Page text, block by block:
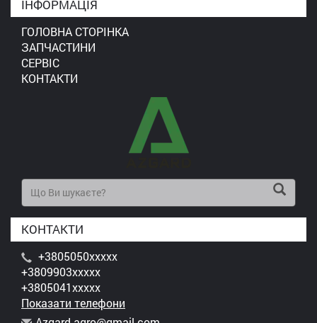
ІНФОРМАЦІЯ
ГОЛОВНА СТОРІНКА
ЗАПЧАСТИНИ
СЕРВІС
КОНТАКТИ
КОНТАКТИ
+3805050xxxxx
+3809903xxxxx
+3805041xxxxx
Показати телефони